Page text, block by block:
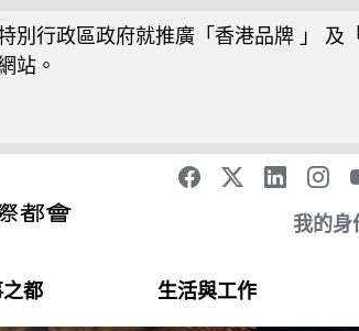
別行政區政府就推廣「香港品牌 」 及
站。
我的身
都 生活與工作